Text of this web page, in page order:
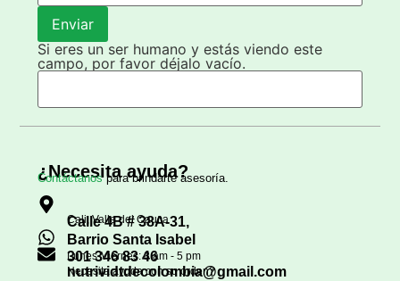
Si eres un ser humano y estás viendo este
campo, por favor déjalo vacío.
¿Necesita ayuda?
Contáctanospara brindarte asesoría.
Cali, Valle del Cauca
Calle 4B # 38A-31,
Barrio Santa Isabel
Lunes-Viernes: 8 am - 5 pm
301 346 83 46
Necesita ayuda con su orden?
nutrividtdecolombia@gmail.com